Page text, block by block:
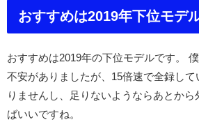
おすすめは2019年下位モデ
おすすめは2019年の下位モデルです。
不安がありましたが、15倍速で全録し
りませんし、足りないようならあとか
ばいいですね。